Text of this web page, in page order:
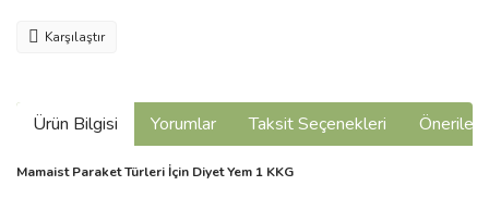
Karşılaştır
Ürün Bilgisi Yorumlar Taksit Seçenekleri
Mamaist Paraket Türleri İçin Diyet Yem 1 KKG